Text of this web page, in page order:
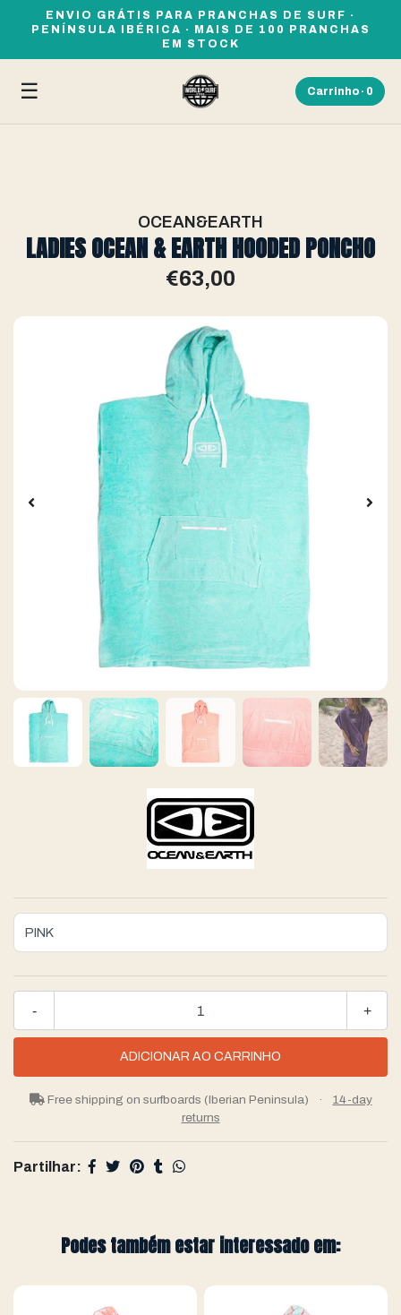
ENVIO GRÁTIS PARA PRANCHAS DE SURF ·
PENÍNSULA IBÉRICA · MAIS DE 100 PRANCHAS
EM STOCK
☰ Carrinho · 0
OCEAN&EARTH
LADIES OCEAN & EARTH HOODED PONCHO
€63,00
+
-
Free shipping on surfboards (Iberian Peninsula) ·
14-day
returns
Partilhar:
Podes também estar interessado em: